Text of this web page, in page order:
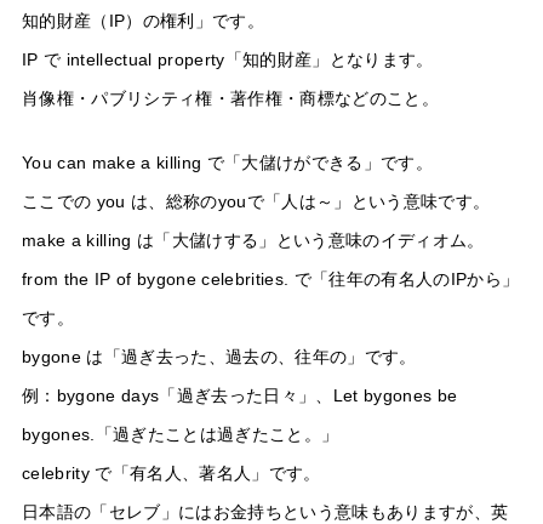
知的財産（IP）の権利」です。
IP で intellectual property「知的財産」となります。
肖像権・パブリシティ権・著作権・商標などのこと。
You can make a killing で「大儲けができる」です。
ここでの you は、総称のyouで「人は～」という意味です。
make a killing は「大儲けする」という意味のイディオム。
from the IP of bygone celebrities. で「往年の有名人のIPから」
です。
bygone は「過ぎ去った、過去の、往年の」です。
例：bygone days「過ぎ去った日々」、Let bygones be
bygones.「過ぎたことは過ぎたこと。」
celebrity で「有名人、著名人」です。
日本語の「セレブ」にはお金持ちという意味もありますが、英